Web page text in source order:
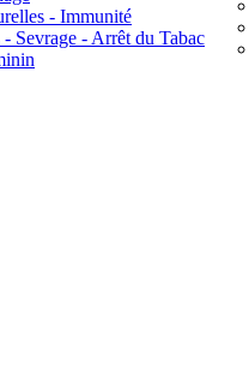
- Immunité
- Sevrage - Arrêt du Tabac